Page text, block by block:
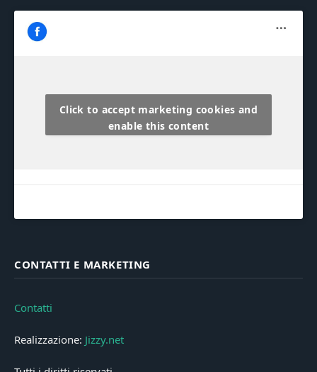
Click to accept marketing cookies and
enable this content
CONTATTI E MARKETING
Contatti
Realizzazione: Jizzy.net